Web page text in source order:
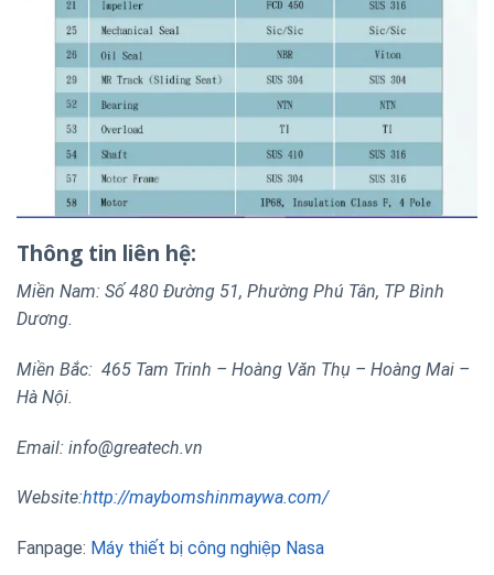
Thông tin liên hệ:
Miền Nam: Số 480 Đường 51, Phường Phú Tân, TP Bình
Dương.
Miền Bắc: 465 Tam Trinh – Hoàng Văn Thụ – Hoàng Mai –
Hà Nội.
Email: info@greatech.vn
Website:http://maybomshinmaywa.com/
Fanpage: Máy thiết bị công nghiệp Nasa